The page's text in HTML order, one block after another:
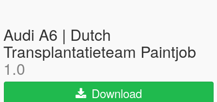
Audi A6 | Dutch
Transplantatieteam Paintjob
1.0
Download